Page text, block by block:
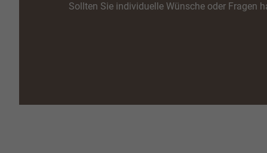
Sollten Sie individuelle Wünsche oder Fragen